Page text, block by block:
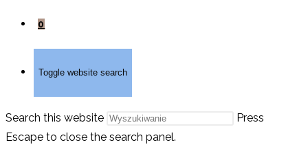
0
Toggle website search
Search this website
Press
Escape to close the search panel.